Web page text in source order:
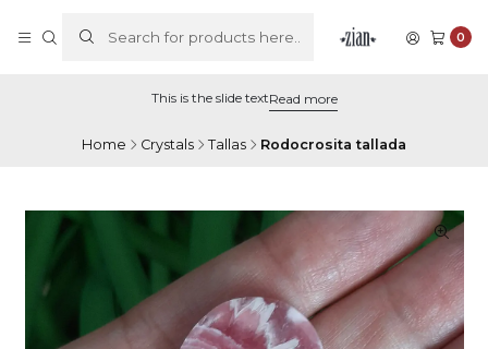
0
This is the slide textRead more
Home Crystals Tallas Rodocrosita tallada